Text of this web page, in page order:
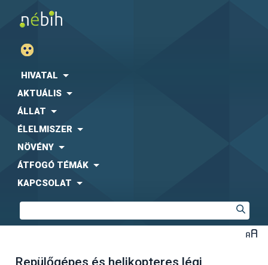
HIVATAL
AKTUÁLIS
ÁLLAT
ÉLELMISZER
NÖVÉNY
ÁTFOGÓ TÉMÁK
KAPCSOLAT